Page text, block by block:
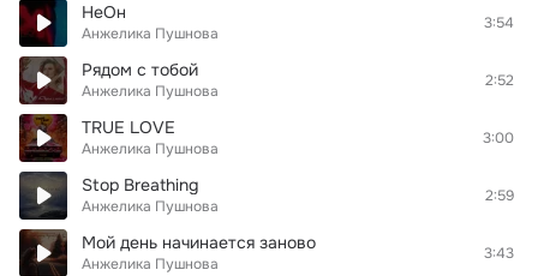
НеОн
Анжелика Пушнова
3:54
Рядом с тобой
Анжелика Пушнова
2:52
TRUE LOVE
Анжелика Пушнова
3:00
Stop Breathing
Анжелика Пушнова
2:59
Мой день начинается заново
Анжелика Пушнова
3:43